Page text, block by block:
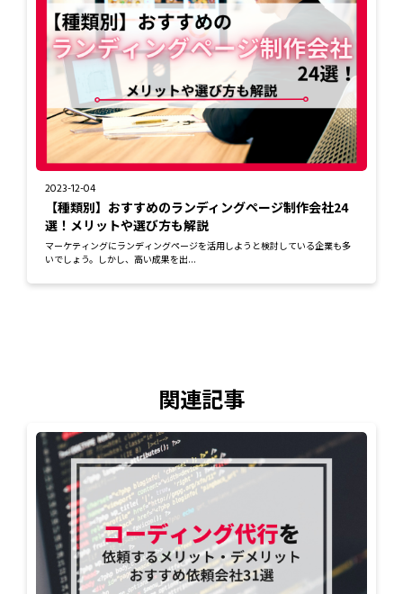
2023-12-04
【種類別】おすすめのランディングページ制作会社24
選！メリットや選び方も解説
マーケティングにランディングページを活用しようと検討している企業も多
いでしょう。しかし、高い成果を出...
関連記事